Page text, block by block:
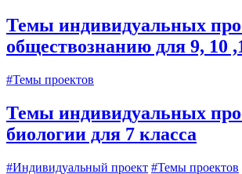
Темы индивидуальных
обществознанию для 9, 10
#Темы проектов
Темы индивидуальных
биологии для 7 класса
#Индивидуальный проект #Темы проектов